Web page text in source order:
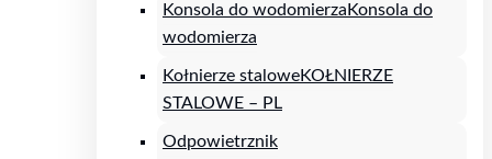
Konsola do wodomierza Konsola do
wodomierza
Kołnierze staloweKOŁNIERZE
STALOWE – PL
Odpowietrznik